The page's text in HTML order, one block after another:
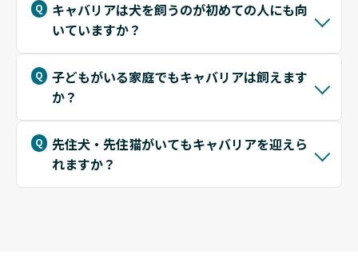
キャバリアは犬を飼うのが初めての人にも向
いていますか？
子どもがいる家庭でもキャバリアは飼えます
か？
先住犬・先住猫がいてもキャバリアを迎えら
れますか？